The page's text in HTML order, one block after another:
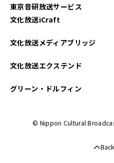
東京音研放送サービス
文化放送iCraft
文化放送メディアブリッジ
文化放送エクステンド
グリーン・ドルフィン
© Nippon Cultural